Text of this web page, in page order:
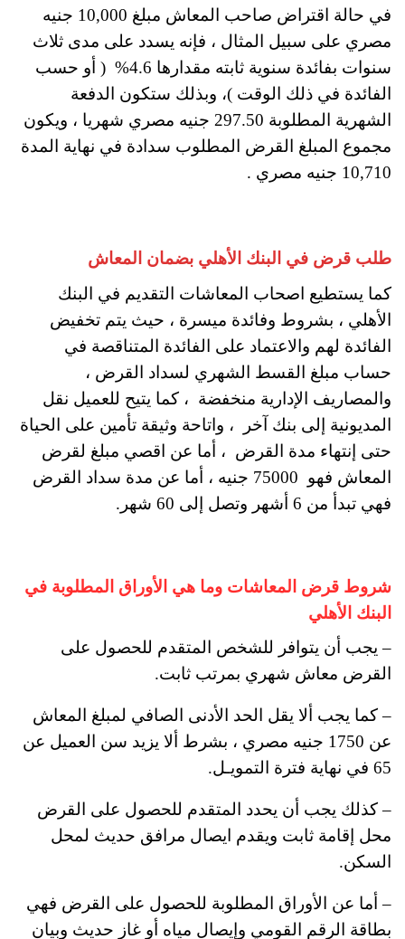
في حالة اقتراض صاحب المعاش مبلغ 10,000 جنيه
مصري على سبيل المثال ، فإنه يسدد على مدى ثلاث
سنوات بفائدة سنوية ثابته مقدارها 4.6% ( أو حسب
الفائدة في ذلك الوقت )، وبذلك ستكون الدفعة
الشهرية المطلوبة 297.50 جنيه مصري شهريا ، ويكون
مجموع المبلغ القرض المطلوب سدادة في نهاية المدة
10,710 جنيه مصري .
طلب قرض في البنك الأهلي بضمان المعاش
كما يستطيع اصحاب المعاشات التقديم في البنك
الأهلي ، بشروط وفائدة ميسرة ، حيث يتم تخفيض
الفائدة لهم والاعتماد على الفائدة المتناقصة في
حساب مبلغ القسط الشهري لسداد القرض ،
والمصاريف الإدارية منخفضة ، كما يتيح للعميل نقل
المديونية إلى بنك آخر ، واتاحة وثيقة تأمين على الحياة
حتى إنتهاء مدة القرض ، أما عن اقصي مبلغ لقرض
المعاش فهو 75000 جنيه ، أما عن مدة سداد القرض
فهي تبدأ من 6 أشهر وتصل إلى 60 شهر.
شروط قرض المعاشات وما هي الأوراق المطلوبة في
البنك الأهلي
– يجب أن يتوافر للشخص المتقدم للحصول على
القرض معاش شهري بمرتب ثابت.
– كما يجب ألا يقل الحد الأدنى الصافي لمبلغ المعاش
عن 1750 جنيه مصري ، بشرط ألا يزيد سن العميل عن
65 في نهاية فترة التمويـل.
– كذلك يجب أن يحدد المتقدم للحصول على القرض
محل إقامة ثابت ويقدم ايصال مرافق حديث لمحل
السكن.
– أما عن الأوراق المطلوبة للحصول على القرض فهي
بطاقة الرقم القومي وإيصال مياه أو غاز حديث وبيان